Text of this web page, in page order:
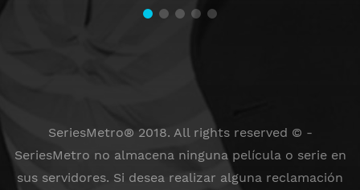
SeriesMetro® 2018. All rights reserved © -
SeriesMetro no almacena ninguna película o serie en
sus servidores. Si desea realizar alguna reclamación